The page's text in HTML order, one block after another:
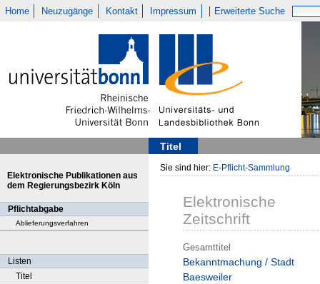
Home Neuzugänge Kontakt Impressum Erweiterte Suche
Titel
Elektronische Publikationen aus
dem Regierungsbezirk Köln
Pflichtabgabe
Ablieferungsverfahren
Listen
Titel
Sie sind hier: E-Pflicht-Sammlung
Elektronische
Zeitschrift
Gesamttitel
Bekanntmachung / Stadt
Baesweiler